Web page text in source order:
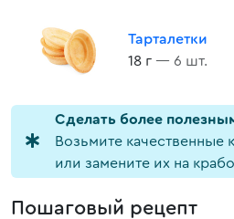
Тарталетки
18 г — 6 шт.
Cделать более
Возьмите качественные
или замените их на
Пошаговый рецепт